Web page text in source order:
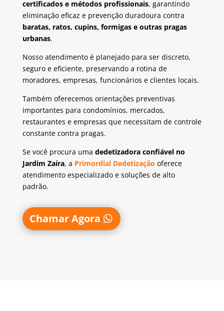
certificados e métodos profissionais, garantindo
eliminação eficaz e prevenção duradoura contra
baratas, ratos, cupins, formigas e outras pragas
urbanas.
Nosso atendimento é planejado para ser discreto,
seguro e eficiente, preservando a rotina de
moradores, empresas, funcionários e clientes locais.
Também oferecemos orientações preventivas
importantes para condomínios, mercados,
restaurantes e empresas que necessitam de controle
constante contra pragas.
Se você procura uma dedetizadora confiável no
Jardim Zaíra, a Primordial Dedetização oferece
atendimento especializado e soluções de alto
padrão.
Chamar Agora